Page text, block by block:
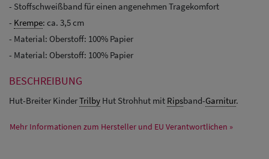
- Stoffschweißband für einen angenehmen Tragekomfort
- Krempe: ca. 3,5 cm
- Material: Oberstoff: 100% Papier
- Material: Oberstoff: 100% Papier
BESCHREIBUNG
Hut-Breiter KinderTrilby Hut Strohhut mit Ripsband-Garnitur.
Mehr Informationen zum Hersteller und EU Verantwortlichen »